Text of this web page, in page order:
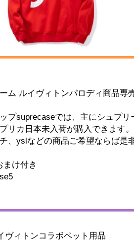
ム ルイヴィトンパロディ商品専
プsuprecaseでは、主にシュプ
リカ日本未入荷が購入できます
、yslなどの商品ご希望ならば是
まけ付き
ヴィトンコラボペット用品